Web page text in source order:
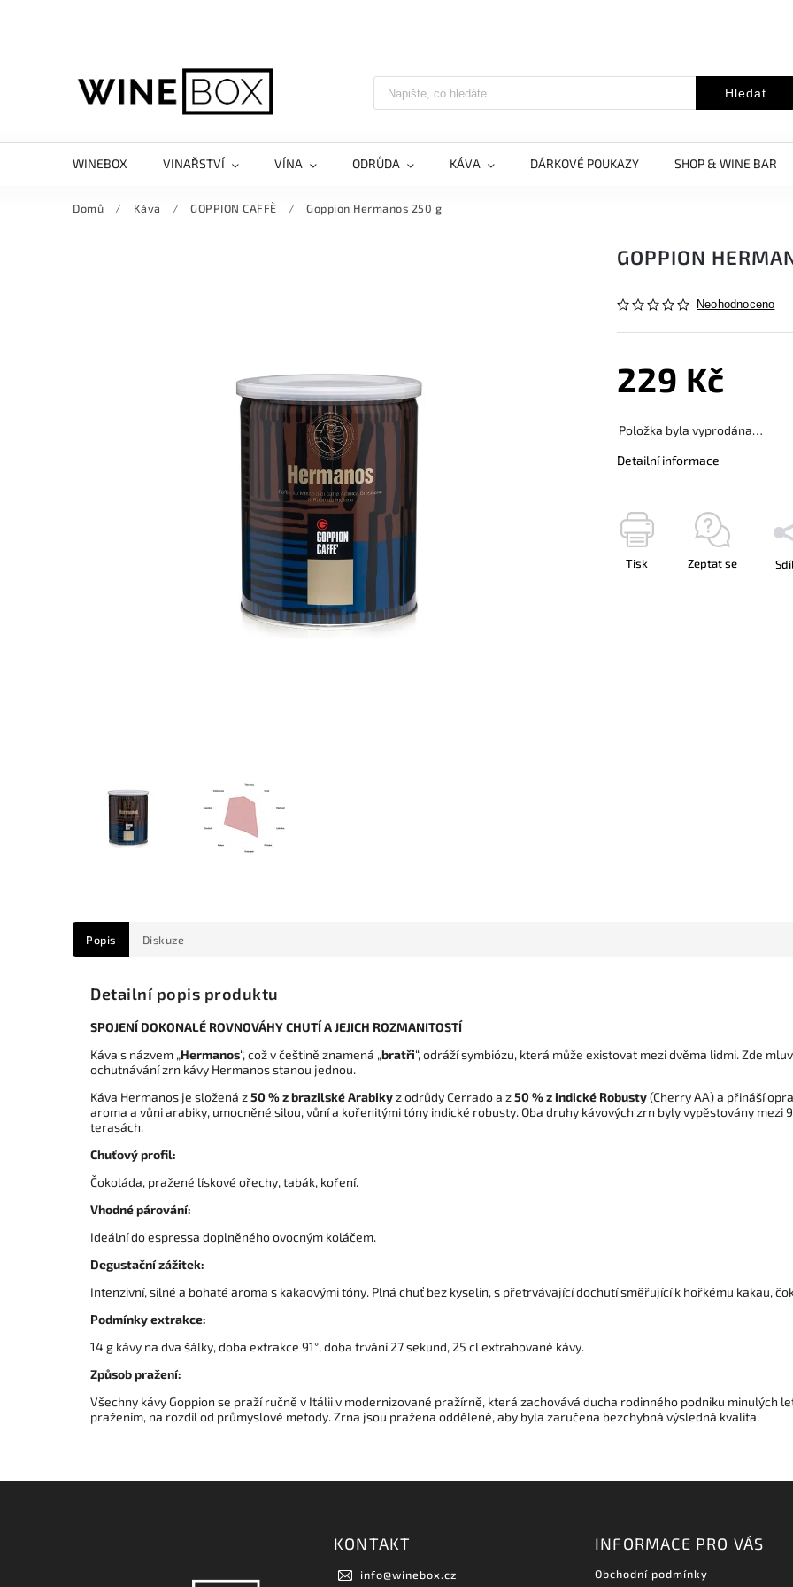
Hledat
WINEBOX VINAŘSTVÍ VÍNA ODRŮDA KÁVA DÁRKOVÉ POUKAZY SHOP & WINE BAR
Domů / Káva / GOPPION CAFFÈ / Goppion Hermanos 250 g
GOPPION
Neohodnoceno
229 Kč
Položka byla vyprodána…
Detailní informace
Tisk Zeptat se
Popis Diskuze
Detailní popis produktu
SPOJENÍ DOKONALÉ ROVNOVÁHY CHUTÍ A JEJICH ROZMANITOSTÍ
Káva s názvem „Hermanos“, což v češtině znamená „bratři“, odráží symbiózu, která může existovat mezi dvěma lidmi. Zde
ochutnávání zrn kávy Hermanos stanou jednou.
Káva Hermanos je složená z50 % z brazilské Arabikyz odrůdy Cerrado a z50 % z indické Robusty(Cherry AA) a přináší
aroma a vůni arabiky, umocněné silou, vůní a kořenitými tóny indické robusty. Oba druhy kávových zrn byly vypěstovány mezi
terasách.
Chuťový profil:
Čokoláda, pražené lískové ořechy, tabák, koření.
Vhodné párování:
Ideální do espressa doplněného ovocným koláčem.
Degustační zážitek:
Intenzivní, silné a bohaté aroma s kakaovými tóny. Plná chuť bez kyselin, s přetrvávající dochutí směřující k hořkému kakau,
Podmínky extrakce:
14 g kávy na dva šálky, doba extrakce 91°, doba trvání 27 sekund, 25 cl extrahované kávy.
Způsob pražení:
Všechny kávy Goppion se praží ručně v Itálii v modernizované pražírně, která zachovává ducha rodinného podniku minulých
pražením, na rozdíl od průmyslové metody. Zrna jsou pražena odděleně, aby byla zaručena bezchybná výsledná kvalita.
KONTAKT
info@winebox.cz
INFORMACE PRO VÁS
Obchodní podmínky